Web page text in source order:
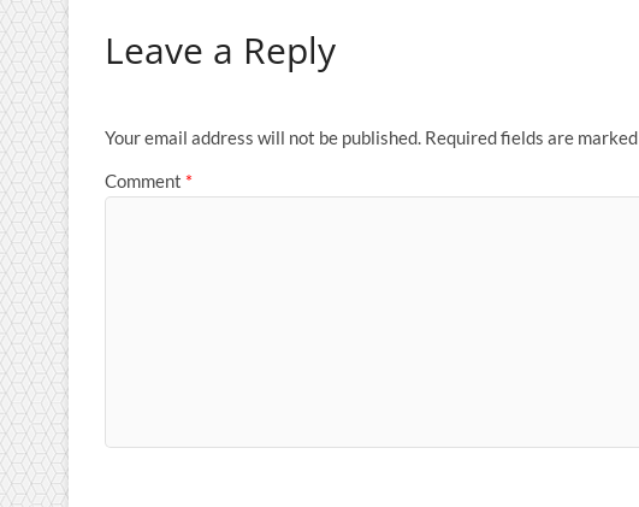
Leave a Reply
Your email address will not be published. Required fields are marked
Comment *